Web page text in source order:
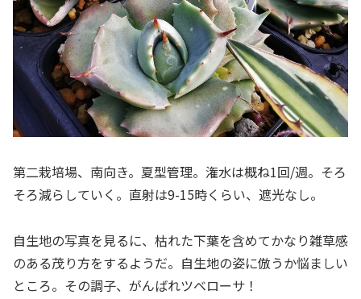
第二栽培場、南向き。夏型管理。潅水は概ね1回/週。そろ
そろ減らしていく。直射は9-15時くらい、遮光なし。
自生地の写真を見るに、枯れた下葉を含めてかなり雑草感
のある茂り方をするようだ。自生地の姿に倣うか悩ましい
ところ。その調子、がんばれツベローサ！